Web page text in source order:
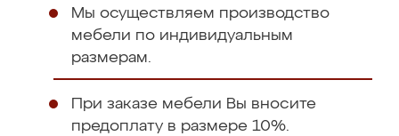
Мы осуществляем производство
мебели по индивидуальным
размерам.
При заказе мебели Вы вносите
предоплату в размере 10%.